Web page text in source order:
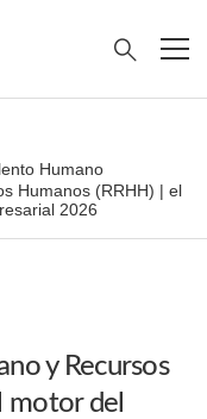
Humano
Humanos (RRHH) | el
2026
y Recursos
motor del